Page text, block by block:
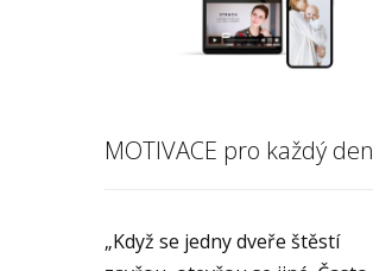
MOTIVACE pro každý den
„Když se jedny dveře štěstí